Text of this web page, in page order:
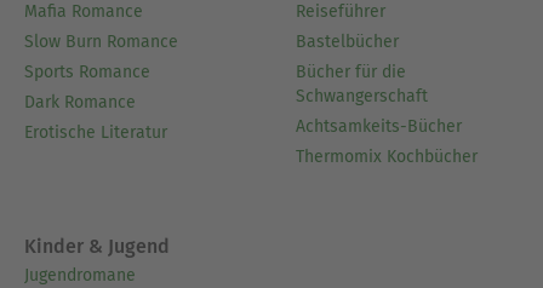
Mafia Romance
Slow Burn Romance
Sports Romance
Dark Romance
Erotische Literatur
Reiseführer
Bastelbücher
Bücher für die
Schwangerschaft
Achtsamkeits-Bücher
Thermomix Kochbücher
Kinder & Jugend
Jugendromane